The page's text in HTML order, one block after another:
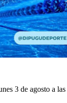
3 de agosto a las